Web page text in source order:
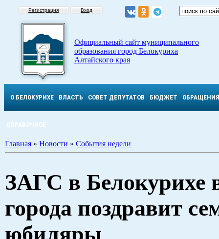
Регистрация Вход
Официальный сайт муниципального
образования город Белокуриха
Алтайского края
О БЕЛОКУРИХЕ ВЛАСТЬ СОВЕТ ДЕПУТАТОВ БЮДЖЕТ ОБРАЩЕНИЯ
СПРАВОЧНОЕ
Главная » Новости » События недели
ЗАГС в Белокурихе
города поздравит